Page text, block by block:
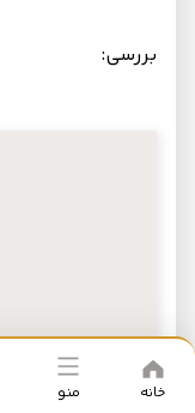
بررسی:
خانه منو